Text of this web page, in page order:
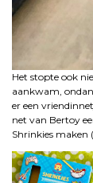
Het stopte ook
aankwam,
er een
net van Bertoy
Shrinkies maken